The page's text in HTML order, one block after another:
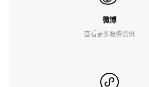
微博
查看更多服务资讯